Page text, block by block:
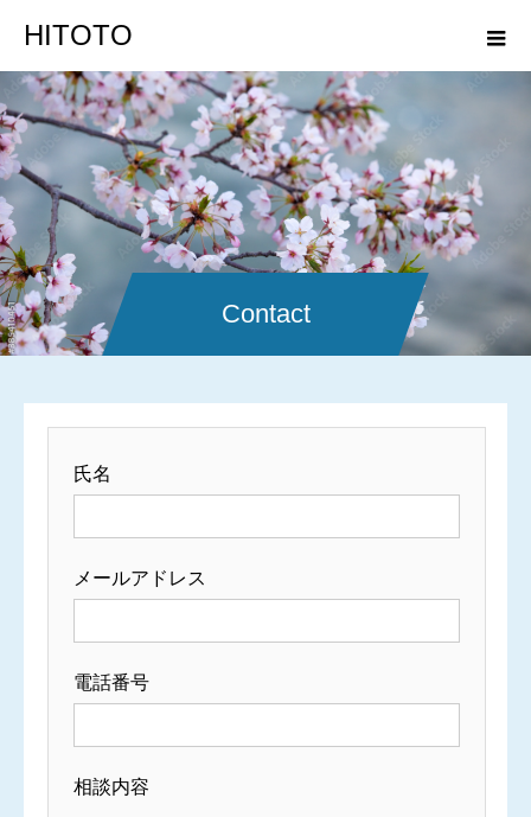
HITOTO
Contact
氏名
メールアドレス
電話番号
相談内容